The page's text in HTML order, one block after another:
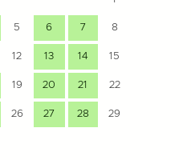
5 6 7 8
12 13 14 15
19 20 21 22
26 27 28 29